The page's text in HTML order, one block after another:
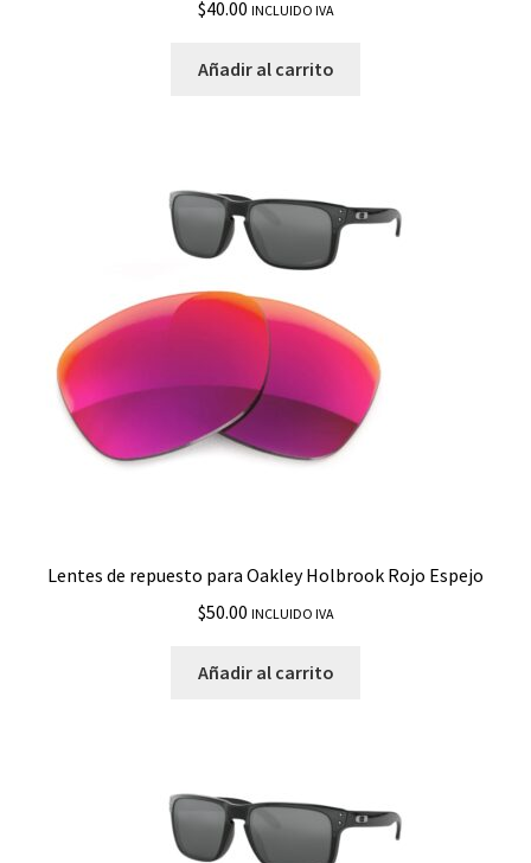
$40.00 INCLUIDO IVA
Añadir al carrito
Lentes de repuesto para Oakley Holbrook Rojo Espejo
$50.00 INCLUIDO IVA
Añadir al carrito